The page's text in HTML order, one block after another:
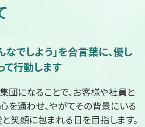
でしよう」を合言葉に、優し
て行動します
団になることで、お客様や社員と
を通わせ、やがてその背景にいる
笑顔に包まれる日を目指します。